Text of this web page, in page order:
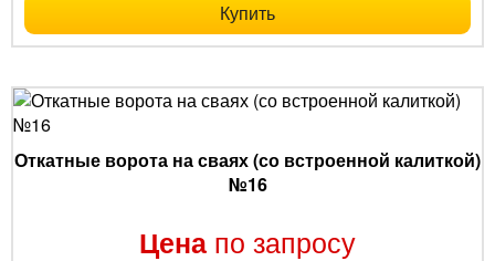
Купить
Откатные ворота на сваях (со встроенной калиткой)
№16
Цена по запросу